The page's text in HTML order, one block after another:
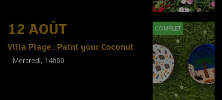
12 AOÛT COMPLET
Villa Plage : Paint your Coconut
Mercredi, 14h00